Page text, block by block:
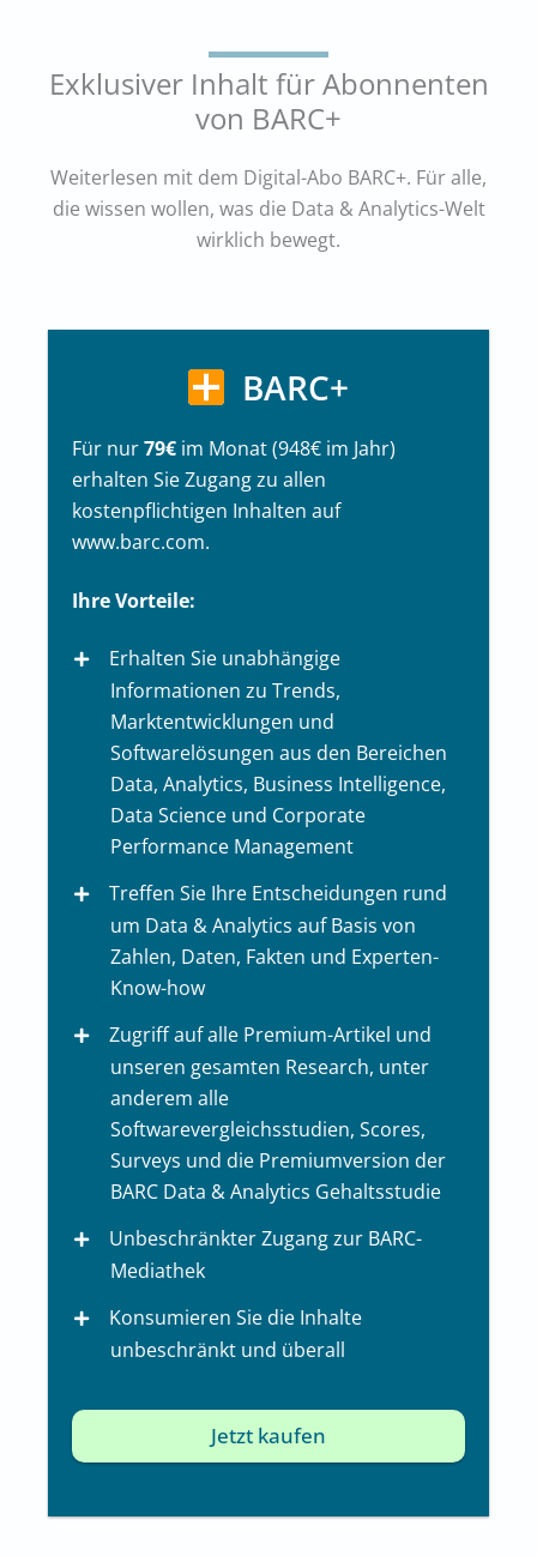
Exklusiver Inhalt für Abonnenten
von BARC+
Weiterlesen mit dem Digital-Abo BARC+. Für alle,
die wissen wollen, was die Data & Analytics-Welt
wirklich bewegt.
BARC+
Für nur79€ im Monat (948€ im Jahr)
erhalten Sie Zugang zu allen
kostenpflichtigen Inhalten auf
www.barc.com.
Ihre Vorteile:
Erhalten Sie unabhängige
Informationen zu Trends,
Marktentwicklungen und
Softwarelösungen aus den Bereichen
Data, Analytics, Business Intelligence,
Data Science und Corporate
Performance Management
Treffen Sie Ihre Entscheidungen rund
um Data & Analytics auf Basis von
Zahlen, Daten, Fakten und Experten-
Know-how
Zugriff auf alle Premium-Artikel und
unseren gesamten Research, unter
anderem alle
Softwarevergleichsstudien, Scores,
Surveys und die Premiumversion der
BARC Data & Analytics Gehaltsstudie
Unbeschränkter Zugang zur BARC-
Mediathek
Konsumieren Sie die Inhalte
unbeschränkt und überall
Jetzt kaufen